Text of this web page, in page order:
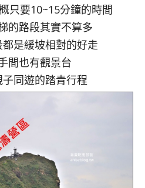
只要10~15分鐘的時間
的路段其實不算多
是緩坡相對的好走
間也有觀景台
同遊的踏青行程